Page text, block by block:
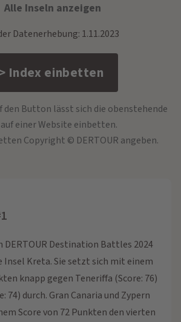
Alle Inseln anzeigen
Datenerhebung: 1.11.2023
Index einbetten
den Button lässt sich die obenstehende
einer Website einbetten.
Copyright © DERTOUR angeben.
DERTOUR Destination Battles 2024
Insel Kreta. Sie setzt sich mit einem
knapp gegen Teneriffa (Score: 76)
74) durch. Gran Canaria und Zypern
Score von 72 Punkten den vierten